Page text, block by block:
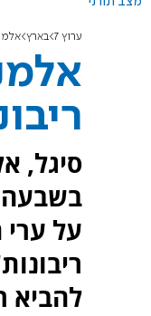
ערוץ 7 בארץ
סיגל,
בשבעה
על ערי
להביא